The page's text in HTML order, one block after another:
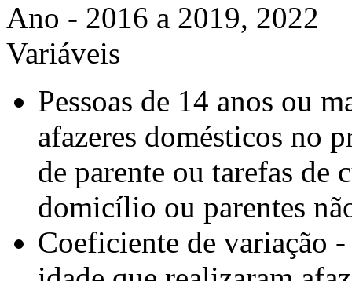
Ano - 2016 a 2019, 2022
Variáveis
Pessoas de 14 anos ou
afazeres domésticos
de parente ou tarefas de
domicílio ou parentes
Coeficiente de variação -